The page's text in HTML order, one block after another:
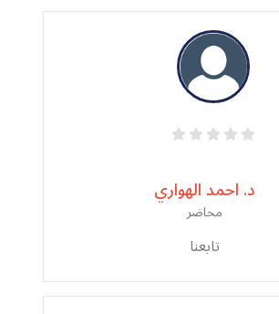
د. احمد الهواري
محاضر
تابعنا